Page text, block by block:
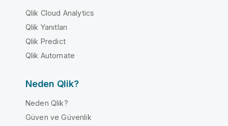
Qlik Cloud Analytics
Qlik Yanıtları
Qlik Predict
Qlik Automate
Neden Qlik?
Neden Qlik?
Güven ve Güvenlik